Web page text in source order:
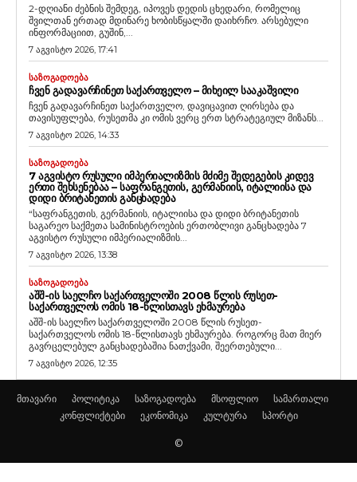
2-დღიანი ძებნის შემდეგ, იპოვეს დედის ცხედარი, რომელიც
შვილთან ერთად მდინარე ხობისწყალში დაიხრჩო. არსებული
ინფორმაციით, გუშინ,...
7 აგვისტო 2026, 17:41
ᲡᲐᲖᲝᲒᲐᲓᲝᲔᲑᲐ
ᲩᲕᲔᲜ ᲒᲐᲓᲐᲕᲐᲠᲩᲘᲜᲔᲗ ᲡᲐᲥᲐᲠᲗᲕᲔᲚᲝ – ᲛᲘᲮᲔᲘᲚ ᲡᲐᲐᲙᲐᲨᲕᲘᲚᲘ
ჩვენ გადავარჩინეთ საქართველო, დავიცავით ღირსება და
თავისუფლება, რუსეთმა კი ომის ვერც ერთ სტრატეგიულ მიზანს...
7 აგვისტო 2026, 14:33
ᲡᲐᲖᲝᲒᲐᲓᲝᲔᲑᲐ
7 ᲐᲒᲕᲘᲡᲢᲝ ᲠᲣᲡᲣᲚᲘ ᲘᲛᲞᲔᲠᲘᲐᲚᲘᲖᲛᲘᲡ ᲛᲫᲘᲛᲔ ᲨᲔᲓᲔᲒᲔᲑᲘᲡ ᲙᲘᲓᲔᲕ
ᲔᲠᲗᲘ ᲨᲔᲮᲡᲔᲜᲔᲑᲐᲐ – ᲡᲐᲤᲠᲐᲜᲒᲔᲗᲘᲡ, ᲒᲔᲠᲛᲐᲜᲘᲘᲡ, ᲘᲢᲐᲚᲘᲘᲡᲐ ᲓᲐ
ᲓᲘᲓᲘ ᲑᲠᲘᲢᲐᲜᲔᲗᲘᲡ ᲒᲐᲜᲪᲮᲐᲓᲔᲑᲐ
“საფრანგეთის, გერმანიის, იტალიისა და დიდი ბრიტანეთის
საგარეო საქმეთა სამინისტროების ერთობლივი განცხადება 7
აგვისტო რუსული იმპერიალიზმის...
7 აგვისტო 2026, 13:38
ᲡᲐᲖᲝᲒᲐᲓᲝᲔᲑᲐ
ᲐᲨᲨ-ᲘᲡ ᲡᲐᲔᲚᲩᲝ ᲡᲐᲥᲐᲠᲗᲕᲔᲚᲝᲨᲘ 2008 ᲬᲚᲘᲡ ᲠᲣᲡᲔᲗ-
ᲡᲐᲥᲐᲠᲗᲕᲔᲚᲝᲡ ᲝᲛᲘᲡ 18-ᲬᲚᲘᲡᲗᲐᲕᲡ ᲔᲮᲛᲐᲣᲠᲔᲑᲐ
აშშ-ის საელჩო საქართველოში 2008 წლის რუსეთ-
საქართველოს ომის 18-წლისთავს ეხმაურება. როგორც მათ მიერ
გავრცელებულ განცხადებაშია ნათქვამი, შეერთებული...
7 აგვისტო 2026, 12:35
მთავარი პოლიტიკა საზოგადოება მსოფლიო
სამართალი
კონფლიქტები
ეკონომიკა კულტურა სპორტი
©